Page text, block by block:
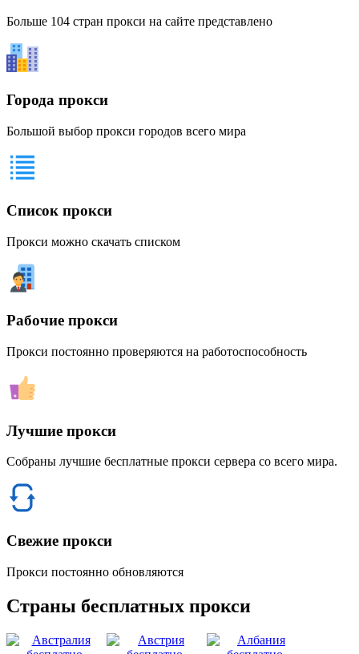
Больше 104 стран прокси на сайте представлено
Города прокси
Большой выбор прокси городов всего мира
Список прокси
Прокси можно скачать списком
Рабочие прокси
Прокси постоянно проверяются на работоспособность
Лучшие прокси
Собраны лучшие бесплатные прокси сервера со всего мира.
Свежие прокси
Прокси постоянно обновляются
Страны бесплатных прокси